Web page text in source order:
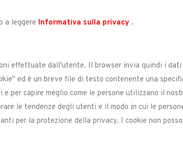
a leggere Informativa sulla privacy .
effettuate dall'utente. Il browser invia quindi i dati
ed è un breve file di testo contenente una
per capire meglio come le persone utilizzano il
le tendenze degli utenti e il modo in cui le
per la protezione della privacy. I cookie non